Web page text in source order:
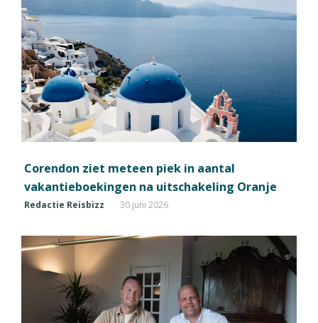
Corendon ziet meteen piek in aantal
vakantieboekingen na uitschakeling Oranje
Redactie Reisbizz 30 juni 2026